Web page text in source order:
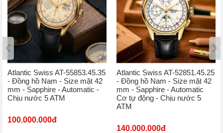
Atlantic Swiss AT-55853.45.35
- Đồng hồ Nam - Size mặt 42
mm - Sapphire - Automatic -
Chịu nước 5 ATM
100.000.000đ
Atlantic Swiss AT-52851.45.25
- Đồng hồ Nam - Size mặt 42
mm - Sapphire - Automatic
Cơ tự động - Chịu nước 5
ATM
140.000.000đ